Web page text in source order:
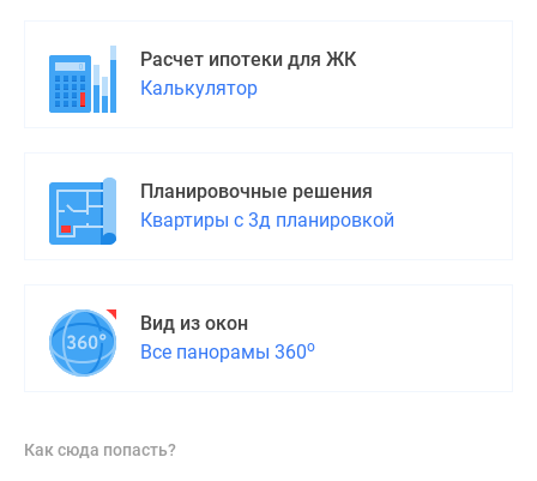
Расчет ипотеки для ЖК
Калькулятор
Планировочные решения
Квартиры с 3д планировкой
Вид из окон
Все панорамы 360о
Как сюда попасть?